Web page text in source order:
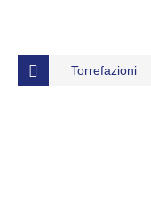
Torrefazioni